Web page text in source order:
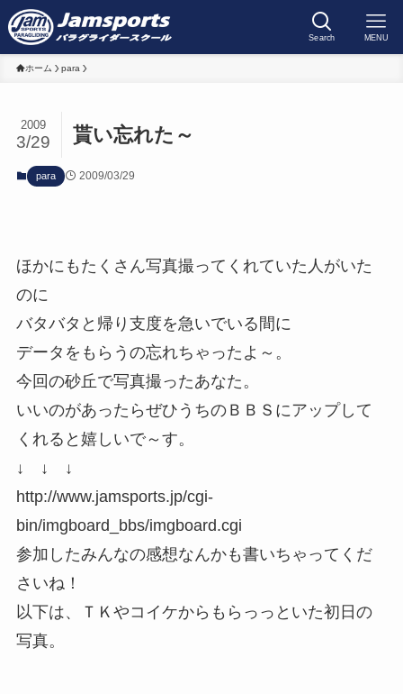
Search MENU
ホーム para
貰い忘れた～
2009
3/29
para 2009/03/29
ほかにもたくさん写真撮ってくれていた人がいた
のに
バタバタと帰り支度を急いでいる間に
データをもらうの忘れちゃったよ～。
今回の砂丘で写真撮ったあなた。
いいのがあったらぜひうちのＢＢＳにアップして
くれると嬉しいで～す。
↓ ↓ ↓
http://www.jamsports.jp/cgi-
bin/imgboard_bbs/imgboard.cgi
参加したみんなの感想なんかも書いちゃってくだ
さいね！
以下は、ＴＫやコイケからもらっっといた初日の
写真。